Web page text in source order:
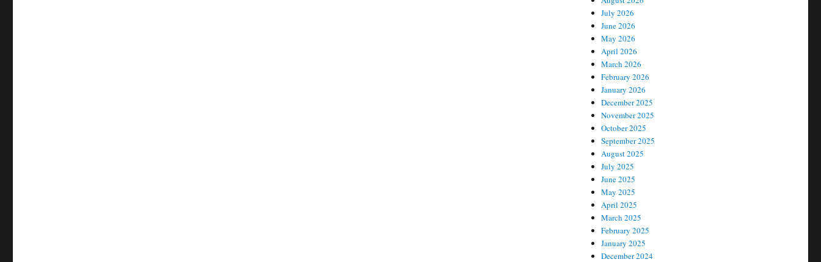
July 2026
June 2026
May 2026
April 2026
March 2026
February 2026
January 2026
December 2025
November 2025
October 2025
September 2025
August 2025
July 2025
June 2025
May 2025
April 2025
March 2025
February 2025
January 2025
December 2024